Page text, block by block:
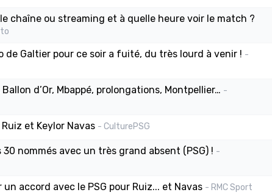
chaîne ou streaming et à quelle heure voir le match ?
de Galtier pour ce soir a fuité, du très lourd à venir ! -
Ballon d’Or, Mbappé, prolongations, Montpellier… -
et Keylor Navas - CulturePSG
nommés avec un très grand absent (PSG) ! -
accord avec le PSG pour Ruiz... et Navas - RMC Sport